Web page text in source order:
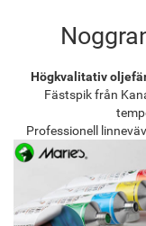
Högkvalitativ
Fästspik från
Professionell